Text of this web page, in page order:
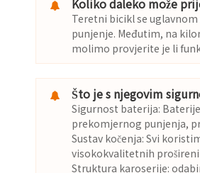
Koliko daleko može
Teretni bicikl se
punjenje. Međutim, na
molimo provjerite je li
Što je s njegovim
Sigurnost baterija:
prekomjernog punjenja,
Sustav kočenja: Svi
visokokvalitetnih
Struktura karoserije: